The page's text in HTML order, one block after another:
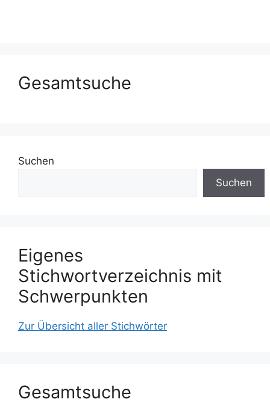
Gesamtsuche
Suchen
Suchen
Eigenes
Stichwortverzeichnis mit
Schwerpunkten
Zur Übersicht aller Stichwörter
Gesamtsuche